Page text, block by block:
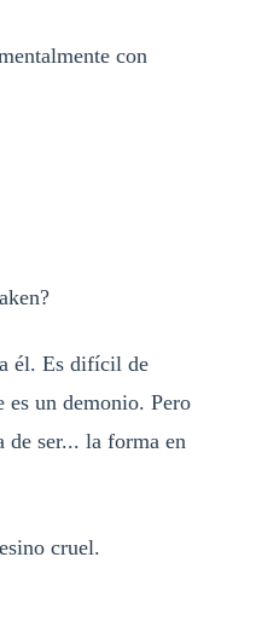
con
él. Es difícil de
es un demonio. Pero
de ser... la forma en
cruel.